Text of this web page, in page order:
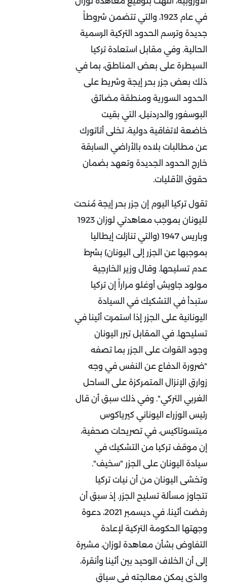
في عام 1923، والتي تتضمن شروطاً
جديدة وترسم الحدود التركية الرسمية
الحالية. وفي مقابل استعادة تركيا
السيطرة على بعض المناطق، بما في
ذلك بعض جزر بحر إيجة وشريط على
الحدود السورية ومنطقة مضائق
البوسفور والدردنيل، التي بقيت
خاضعة لاتفاقية دولية، تخلى أتاتورك
عن مطالبات بلاده بالأراضي السابقة
خارج الحدود الجديدة وتعهد بضمان
حقوق الأقليات.
تقول تركيا اليوم إن جزر بحر إيجة مُنحت
لليونان بموجب معاهدتي لوزان 1923
وباريس 1947 (والتي تنازلت إيطاليا
بموجبها عن الجزر إلى اليونان) بشرط
عدم تسليحها. وقال وزير الخارجية
مولود جاويش أوغلو مراراً إن تركيا
ستبدأ في التشكيك في السيادة
اليونانية على الجزر إذا استمرت أثينا في
تسليحها. في المقابل تبرر اليونان
وجود القوات على الجزر بما تصفه
"ضرورة الدفاع عن النفس في وجه
زوارق الإنزال المتمركزة على الساحل
الغربي التركي". وفي ذلك سبق أن قال
رئيس الوزراء اليوناني كيرياكوس
ميتسوتاكيس، في تصريحات صحفية،
إن موقف تركيا من التشكيك في
سيادة اليونان على الجزر "سخيف".
وتخشى اليونان من أن نيات تركيا
تتجاوز مسألة تسليح الجزر. إذ سبق أن
رفضت أثينا، في ديسمبر 2021، دعوة
وجهتها الحكومة التركية لإعادة
التفاوض بشأن معاهدة لوزان، مشيرة
إلى أن الخلاف الوحيد بين أثينا وأنقرة،
والذي يمكن معالجته في سياق